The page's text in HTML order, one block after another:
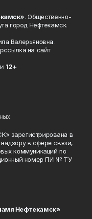
. Общественно-
город Нефтекамск.
Валерьяновна.
на сайт
12+
зарегистрирована в
в сфере связи,
коммуникаций по
номер ПИ № ТУ
Нефтекамск»